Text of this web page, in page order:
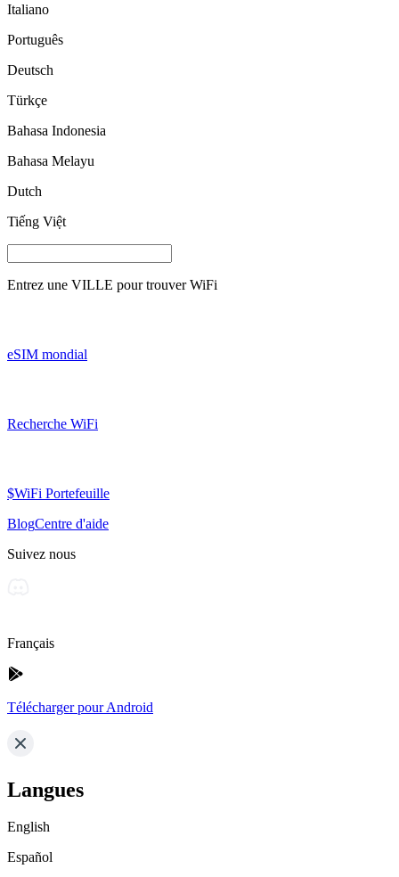
Italiano
Português
Deutsch
Türkçe
Bahasa Indonesia
Bahasa Melayu
Dutch
Tiếng Việt
Entrez une VILLE pour trouver WiFi
eSIM mondial
Recherche WiFi
$WiFi Portefeuille
BlogCentre d'aide
Suivez nous
Français
Télécharger pour Android
Langues
English
Español